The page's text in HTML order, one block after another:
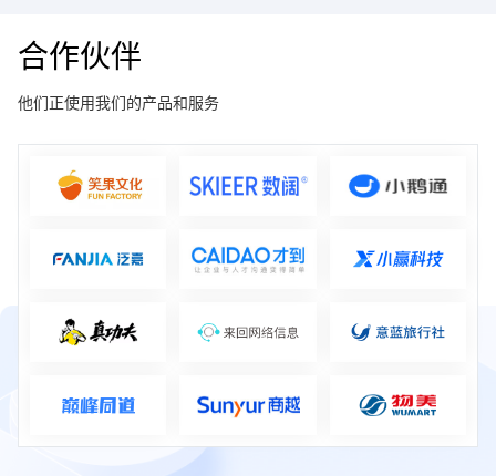
合作伙伴
他们正使用我们的产品和服务